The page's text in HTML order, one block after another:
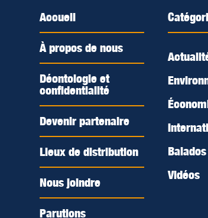
Accueil
À propos de nous
Déontologie et
confidentialité
Devenir partenaire
Lieux de distribution
Nous joindre
Parutions
Balados
Vidéos